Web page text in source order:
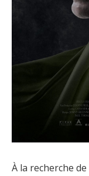
À la recherche de